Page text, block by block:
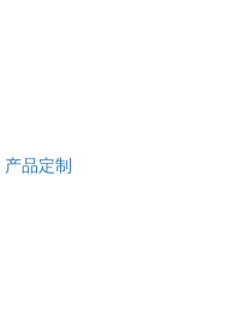
产品定制